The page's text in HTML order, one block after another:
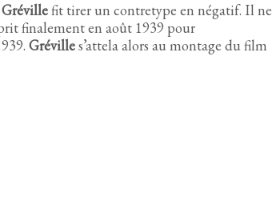
Grévillefit tirer un contretype en négatif. Il ne
finalement en août 1939 pour
Grévilles’attela alors au montage du film